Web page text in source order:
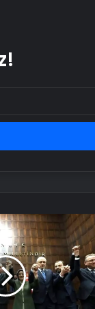
yenişemedi:
16’yı bu ay
destekli Siri, iPhone
gelecek